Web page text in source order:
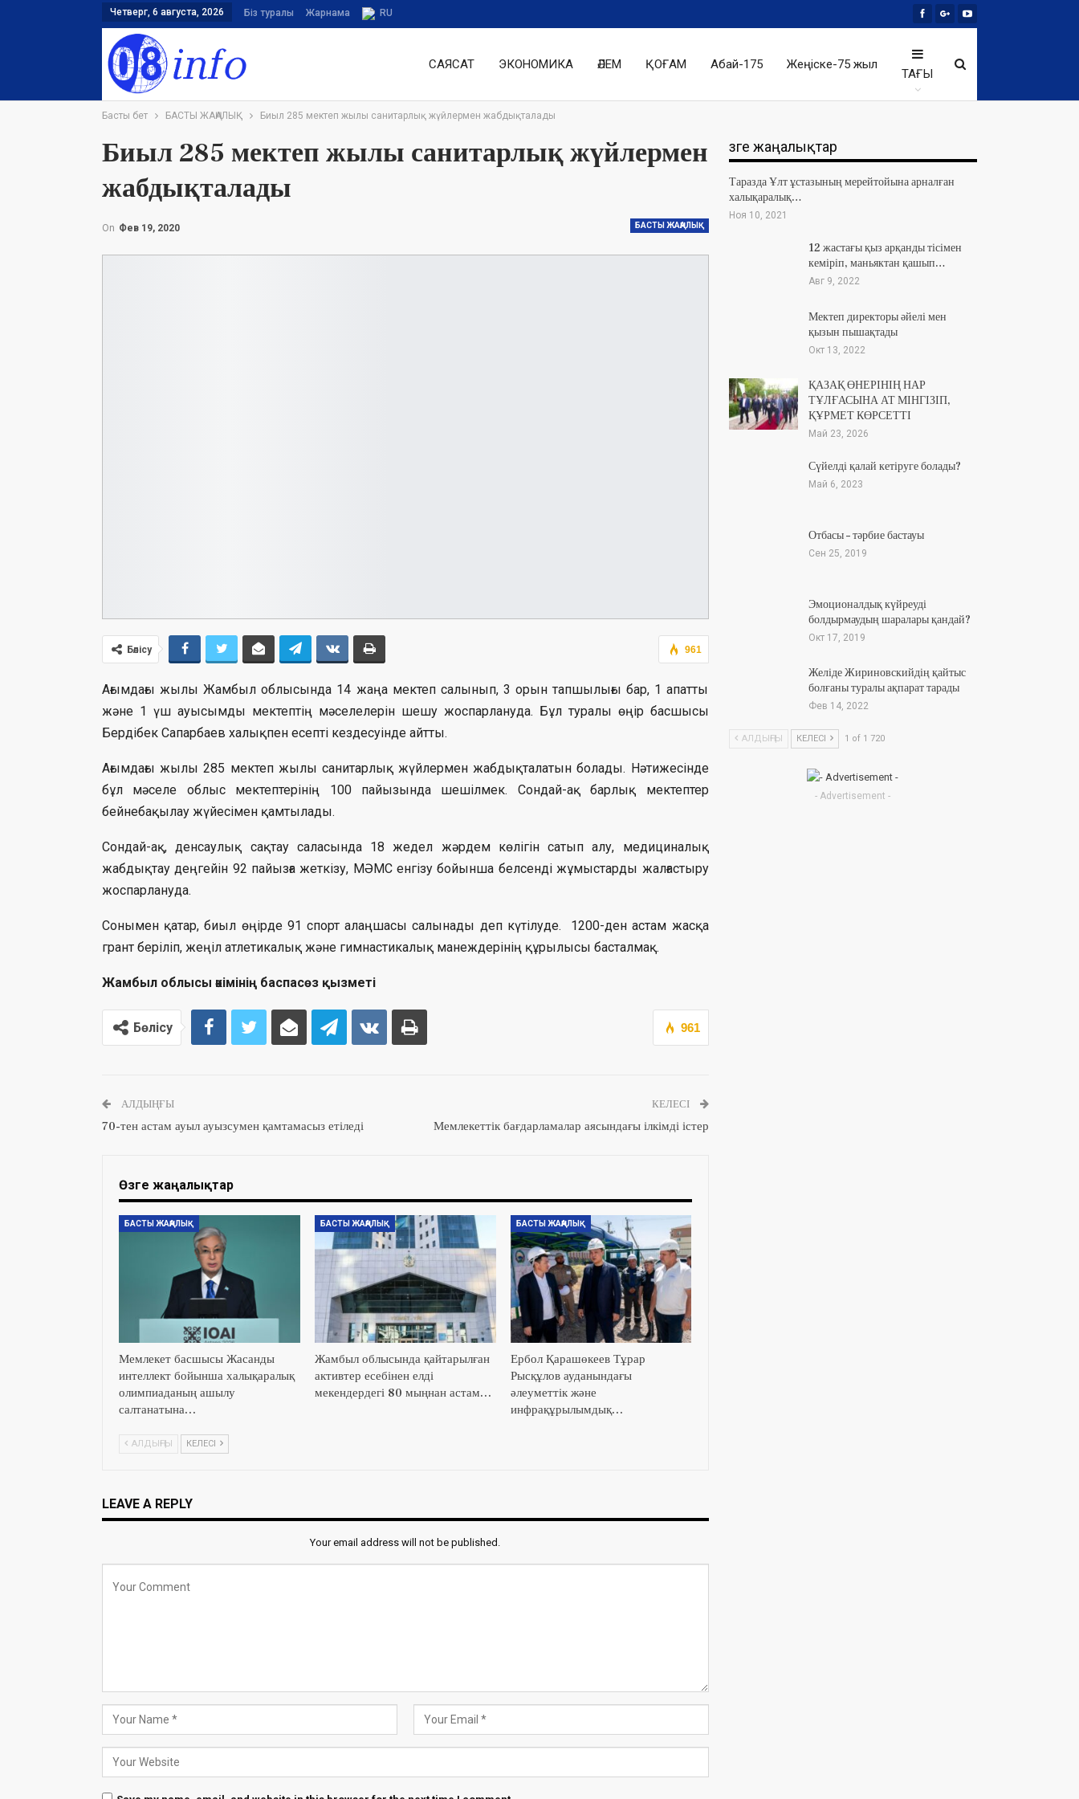
Четверг, 6 августа, 2026 Біз туралы Жарнама RU
САЯСАТ ЭКОНОМИКА ӘЛЕМ ҚОҒАМ Абай-175 Жеңіске-75 жыл
ТАҒЫ
Басты бет БАСТЫ ЖАҢАЛЫҚ Биыл 285 мектеп жылы санитарлық жүйлермен​ жабдықталады
Биыл 285 мектеп жылы санитарлық жүйлермен​
жабдықталады
БАСТЫ ЖАҢАЛЫҚ
On Фев 19, 2020
961
Бөлісу
Ағымдағы жылы Жамбыл облысында 14 жаңа мектеп салынып, 3 орын тапшылығы бар, 1 апатты
және 1 үш ауысымды мектептің мәселелерін шешу жоспарлануда. Бұл туралы өңір басшысы
Бердібек Сапарбаев халықпен есепті кездесуінде айтты.
Ағымдағы жылы 285 мектеп жылы санитарлық жүйлермен​ жабдықталатын болады. Нәтижесінде
бұл мәселе облыс мектептерінің 100 пайызында шешілмек. Сондай-ақ барлық мектептер
бейнебақылау жүйесімен қамтылады.
Сондай-ақ, денсаулық сақтау саласында 18 жедел жәрдем көлігін сатып алу, медициналық
жабдықтау деңгейін 92 пайызға жеткізу, МӘМС енгізу бойынша белсенді жұмыстарды жалғастыру
жоспарлануда.
Сонымен қатар, биыл өңірде 91 спорт алаңшасы салынады деп күтілуде.​ ​ 1200-ден астам жасқа
грант беріліп, жеңіл атлетикалық және гимнастикалық манеждерінің құрылысы басталмақ.
Жамбыл облысы әкімінің баспасөз қызметі
961
Бөлісу
АЛДЫҢҒЫ
70-тен астам ауыл ауызсумен қамтамасыз етіледі
КЕЛЕСІ
Мемлекеттік бағдарламалар аясындағы ілкімді істер
Өзге жаңалықтар
БАСТЫ ЖАҢАЛЫҚ
Мемлекет басшысы Жасанды
интеллект бойынша халықаралық
олимпиаданың ашылу
салтанатына…
БАСТЫ ЖАҢАЛЫҚ
Жамбыл облысында қайтарылған
активтер есебінен елді
мекендердегі 80 мыңнан астам…
БАСТЫ ЖАҢАЛЫҚ
Ербол Қарашөкеев Тұрар
Рысқұлов ауданындағы
әлеуметтік және
инфрақұрылымдық…
АЛДЫҢҒЫ КЕЛЕСІ
LEAVE A REPLY
Your email address will not be published.
Өзге жаңалықтар
Таразда Ұлт ұстазының мерейтойына арналған
халықаралық…
Ноя 10, 2021
12 жастағы қыз арқанды тісімен
кеміріп, маньяктан қашып…
Авг 9, 2022
Мектеп директоры әйелі мен
қызын пышақтады
Окт 13, 2022
ҚАЗАҚ ӨНЕРІНІҢ НАР
ТҰЛҒАСЫНА АТ МІНГІЗІП,
ҚҰРМЕТ КӨРСЕТТІ
Май 23, 2026
Сүйелді қалай кетіруге болады?
Май 6, 2023
Отбасы – тәрбие бастауы
Сен 25, 2019
Эмоционалдық күйреуді
болдырмаудың шаралары қандай?
Окт 17, 2019
Желіде Жириновскийдің қайтыс
болғаны туралы ақпарат тарады
Фев 14, 2022
АЛДЫҢҒЫ КЕЛЕСІ 1 of 1 720
- Advertisement -